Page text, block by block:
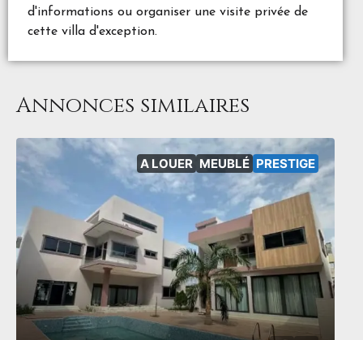
d'informations ou organiser une visite privée de
cette villa d'exception.
Annonces similaires
A LOUER MEUBLÉ PRESTIGE